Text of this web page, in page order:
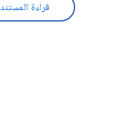
قراءة المستند